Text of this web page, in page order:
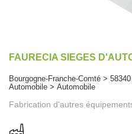
FAURECIA SIEGES
Bourgogne-Franche-Comté >
Automobile > Automobile
Fabrication d'autres